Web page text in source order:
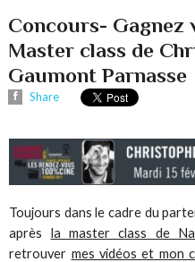
Concours- Gagnez
Master class de
Gaumont Parnasse
Share
Toujours dans le cadre du
après la master class de
retrouver mes vidéos et mon